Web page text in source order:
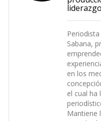
Sabana,
en los
el cual ha
Mantiene